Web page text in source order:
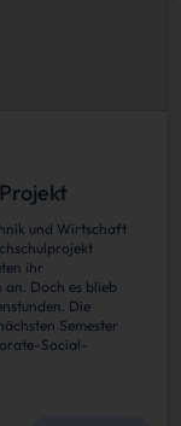
und Wirtschaft
ihr
Doch es blieb
Die
Semester
Social-